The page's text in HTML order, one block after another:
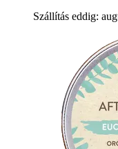
Szállítás eddig: